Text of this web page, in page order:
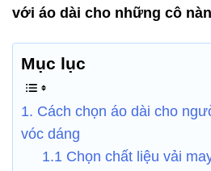
với áo dài cho những cô
Mục lục
1. Cách chọn áo dài cho
vóc dáng
1.1 Chọn chất liệu vải